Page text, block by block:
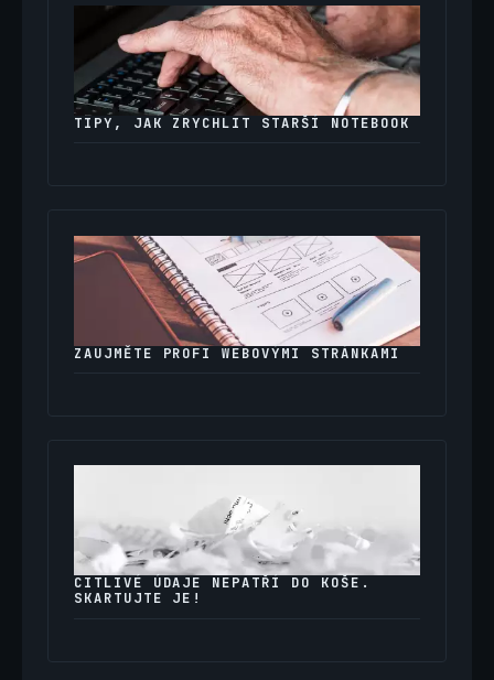
TIPY, JAK ZRYCHLIT STARŠÍ NOTEBOOK
ZAUJMĚTE PROFI WEBOVÝMI STRÁNKAMI
CITLIVÉ ÚDAJE NEPATŘÍ DO KOŠE.
SKARTUJTE JE!